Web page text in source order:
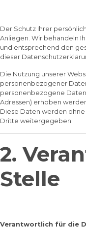
Der Schutz Ihrer
Anliegen. Wir behandeln
und entsprechend den
dieser
Die Nutzung unserer
personenbezogener
personenbezogene Daten
Adressen) erhoben
Diese Daten werden
Dritte weitergegeben.
2.
Stelle
Verantwortlich für die